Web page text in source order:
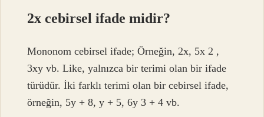
2x cebirsel ifade midir?
Mononom cebirsel ifade; Örneğin, 2x, 5x 2 ,
3xy vb. Like, yalnızca bir terimi olan bir ifade
türüdür. İki farklı terimi olan bir cebirsel ifade,
örneğin, 5y + 8, y + 5, 6y 3 + 4 vb.